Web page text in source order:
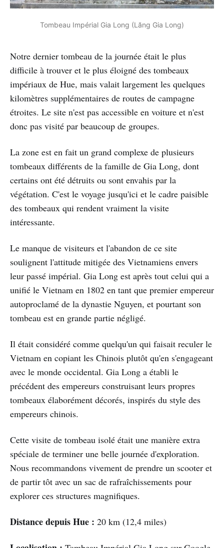
Tombeau Impérial Gia Long (Lăng Gia Long)
Notre dernier tombeau de la journée était le plus
difficile à trouver et le plus éloigné des tombeaux
impériaux de Hue, mais valait largement les quelques
kilomètres supplémentaires de routes de campagne
étroites. Le site n'est pas accessible en voiture et n'est
donc pas visité par beaucoup de groupes.
La zone est en fait un grand complexe de plusieurs
tombeaux différents de la famille de Gia Long, dont
certains ont été détruits ou sont envahis par la
végétation. C'est le voyage jusqu'ici et le cadre paisible
des tombeaux qui rendent vraiment la visite
intéressante.
Le manque de visiteurs et l'abandon de ce site
soulignent l'attitude mitigée des Vietnamiens envers
leur passé impérial. Gia Long est après tout celui qui a
unifié le Vietnam en 1802 en tant que premier empereur
autoproclamé de la dynastie Nguyen, et pourtant son
tombeau est en grande partie négligé.
Il était considéré comme quelqu'un qui faisait reculer le
Vietnam en copiant les Chinois plutôt qu'en s'engageant
avec le monde occidental. Gia Long a établi le
précédent des empereurs construisant leurs propres
tombeaux élaborément décorés, inspirés du style des
empereurs chinois.
Cette visite de tombeau isolé était une manière extra
spéciale de terminer une belle journée d'exploration.
Nous recommandons vivement de prendre un scooter et
de partir tôt avec un sac de rafraîchissements pour
explorer ces structures magnifiques.
Distance depuis Hue : 20 km (12,4 miles)